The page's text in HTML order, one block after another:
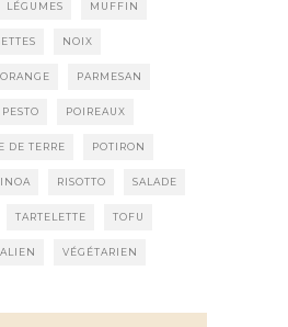
LÉGUMES MUFFIN
NOIX
ORANGE PARMESAN
PESTO POIREAUX
DE TERRE POTIRON
RISOTTO SALADE
TARTELETTE TOFU
VÉGÉTARIEN